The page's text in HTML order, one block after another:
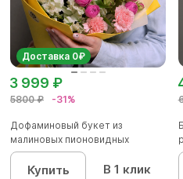
Доставка 0₽
5800 ₽ -31%
3 999 ₽
Дофаминовый букет из
малиновых пионовидных
кустовых роз...
Купить В 1 клик